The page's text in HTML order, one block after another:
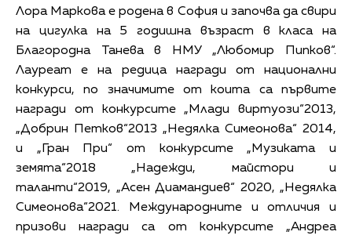
Лора Маркова е родена в София и започва да свири
на цигулка на 5 годишна възраст в класа на
Благородна Танева в НМУ „Любомир Пипков“.
Лауреат е на редица награди от национални
конкурси, по значимите от коита са първите
награди от конкурсите „Млади виртуози“2013,
„Добрин Петков“2013 „Недялка Симеонова“ 2014,
и „Гран При“ от конкурсите „Музиката и
земята“2018 „Надежди, майстори и
таланти“2019, „Асен Диамандиев“ 2020, „Недялка
Симеонова“2021. Международните и отличия и
призови награди са от конкурсите „Андреа